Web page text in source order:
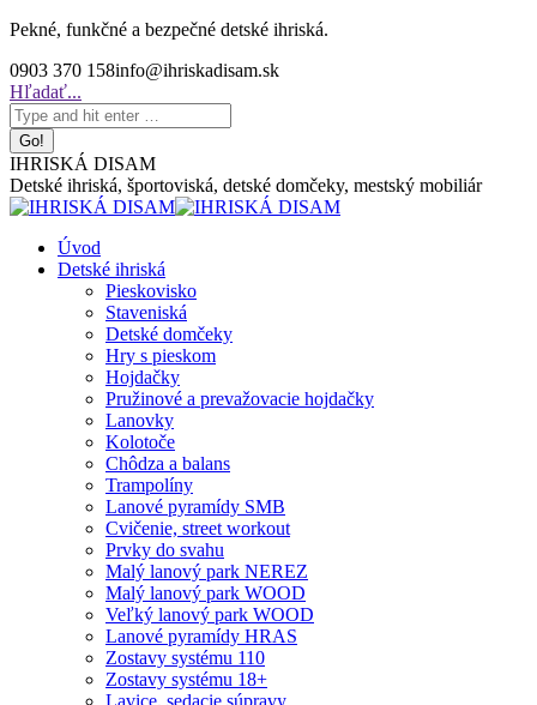
Skip
content
Pekné, funkčné a bezpečné detské ihriská.
0903 370 158info@ihriskadisam.sk
Search:
Hľadať...
IHRISKÁ DISAM
Detské ihriská, športoviská, detské domčeky, mestský mobiliár
Úvod
Detské ihriská
Pieskovisko
Staveniská
Detské domčeky
Hry s pieskom
Hojdačky
Pružinové a prevažovacie hojdačky
Lanovky
Kolotoče
Chôdza a balans
Trampolíny
Lanové pyramídy SMB
Cvičenie, street workout
Prvky do svahu
Malý lanový park NEREZ
Malý lanový park WOOD
Veľký lanový park WOOD
Lanové pyramídy HRAS
Zostavy systému 110
Zostavy systému 18+
Lavice, sedacie súpravy